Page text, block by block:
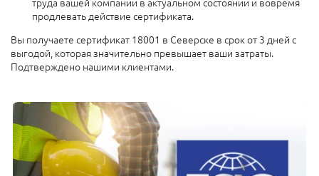
продлевать действие сертификата.
Вы получаете сертификат 18001 в Северске в срок от 3 дней с
выгодой, которая значительно превышает ваши затраты.
Подтверждено нашими клиентами.